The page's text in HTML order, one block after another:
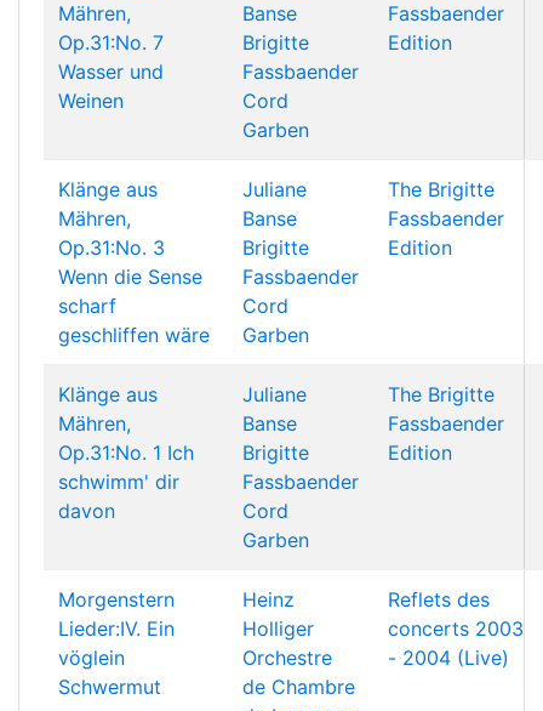
Mähren,
Op.31:No. 7
Wasser und
Weinen
Banse
Brigitte
Fassbaender
Cord
Garben
Fassbaender
Edition
Klänge aus
Mähren,
Op.31:No. 3
Wenn die Sense
scharf
geschliffen wäre
Juliane
Banse
Brigitte
Fassbaender
Cord
Garben
The Brigitte
Fassbaender
Edition
Klänge aus
Mähren,
Op.31:No. 1 Ich
schwimm' dir
davon
Juliane
Banse
Brigitte
Fassbaender
Cord
Garben
The Brigitte
Fassbaender
Edition
Morgenstern
Lieder:IV. Ein
vöglein
Schwermut
Heinz
Holliger
Orchestre
de Chambre
Reflets des
concerts 2003
- 2004 (Live)